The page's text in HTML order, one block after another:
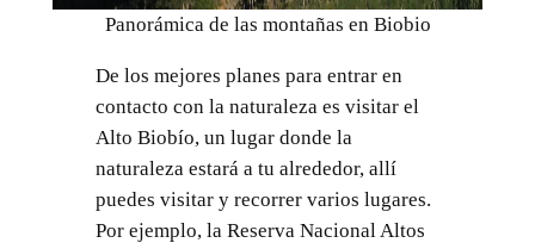
Panorámica de las montañas en Biobio
De los mejores planes para entrar en
contacto con la naturaleza es visitar el
Alto Biobío, un lugar donde la
naturaleza estará a tu alrededor, allí
puedes visitar y recorrer varios lugares.
Por ejemplo, la Reserva Nacional Altos